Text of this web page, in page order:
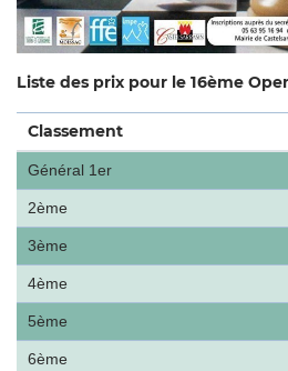
Liste des prix pour le 16ème
Classement
Général 1er
2ème
3ème
4ème
5ème
6ème